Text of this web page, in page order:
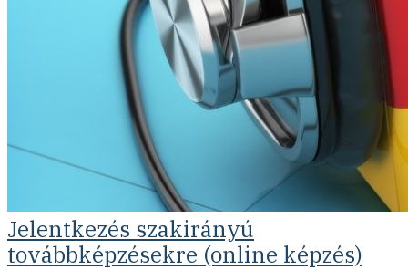
Jelentkezés szakirányú
továbbképzésekre (online képzés)